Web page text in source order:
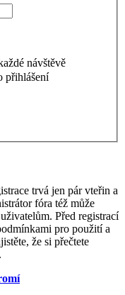
návštěvě
přihlášení
trvá jen pár vteřin a
fóra též může
Před registrací
pro použití a
že si přečtete